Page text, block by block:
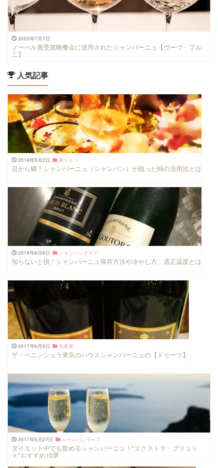
2020年7月7日
ノーべル賞受賞晩餐会に使用されたシャンパーニュ【ヴーヴ・フル
ニ】
人気記事
2018年5月2日 家シャン
目から鱗！シャンパーニュ（シャンパン）が残った時の活用法とは
2018年8月6日 シャンパンライフ
知らないと損！シャンパーニュ保存方法や冷やし方、適正温度とは
2017年6月5日 生産者
ザ・ペニンシュラ東京のハウスシャンパーニュの【ドゥーツ】
2017年6月27日 シャンパンライフ
ダイエット中でも飲めるシャンパーニュ！"エクストラ・ブリュッ
ト"おすすめ10選